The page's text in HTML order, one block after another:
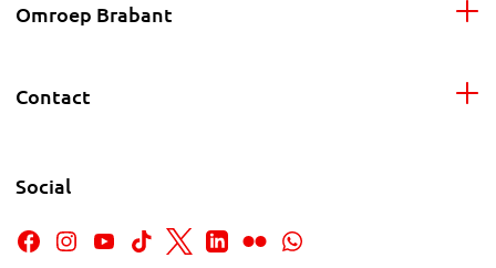
Omroep Brabant
Contact
Social